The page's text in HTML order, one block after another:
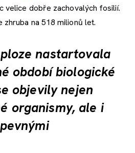
velice dobře zachovalých fosilií.
na 518 milionů let.
nastartovala
období biologické
objevily nejen
organismy, ale i